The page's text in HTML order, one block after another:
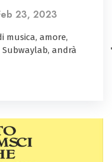
23, 2023
musica, amore,
andrà